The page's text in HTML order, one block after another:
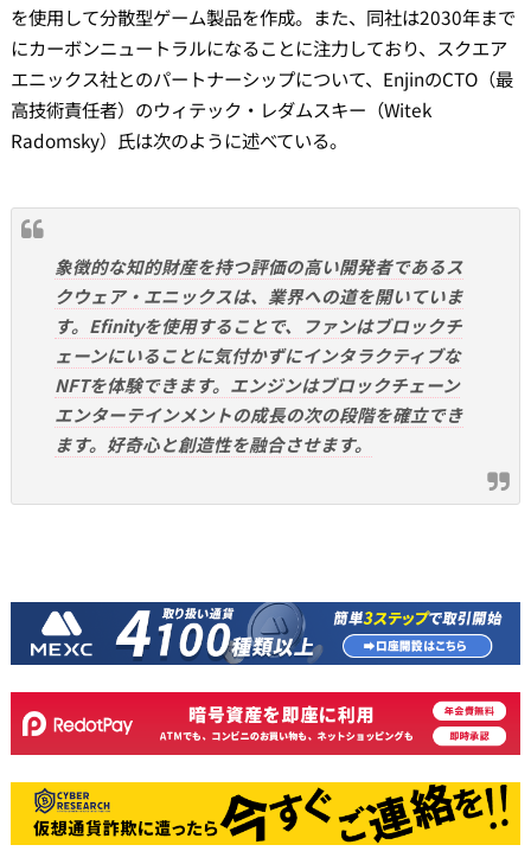
を使用して分散型ゲーム製品を作成。また、同社は2030年まで
にカーボンニュートラルになることに注力しており、スクエア
エニックス社とのパートナーシップについて、EnjinのCTO（最
高技術責任者）のウィテック・レダムスキー（Witek
Radomsky）氏は次のように述べている。
象徴的な知的財産を持つ評価の高い開発者であるス
クウェア・エニックスは、業界への道を開いていま
す。Efinityを使用することで、ファンはブロックチ
ェーンにいることに気付かずにインタラクティブな
NFTを体験できます。エンジンはブロックチェーン
エンターテインメントの成長の次の段階を確立でき
ます。好奇心と創造性を融合させます。